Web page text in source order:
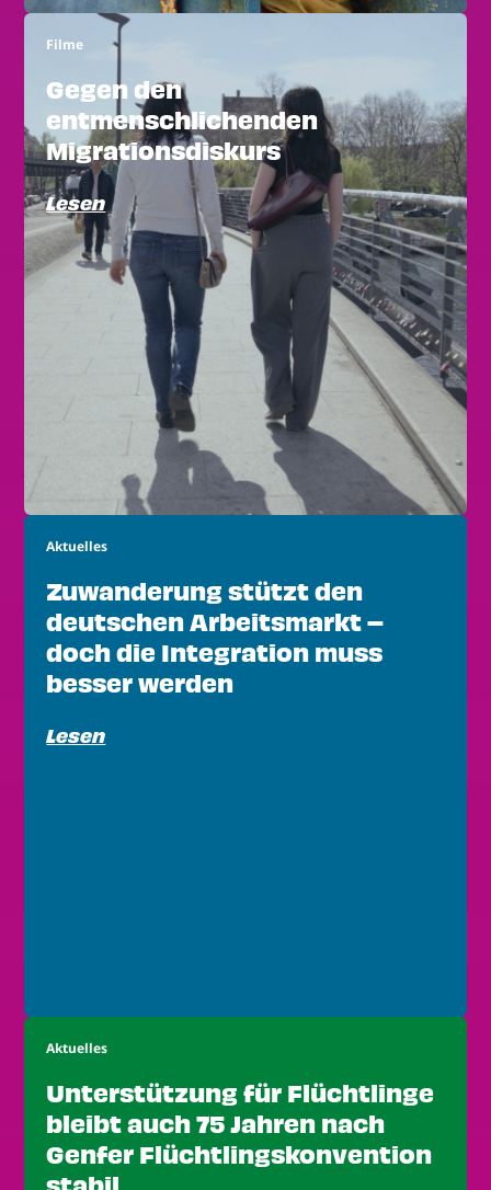
Filme
Gegen den
entmenschlichenden
Migrationsdiskurs
Lesen
Aktuelles
Zuwanderung stützt den
deutschen Arbeitsmarkt –
doch die Integration muss
besser werden
Lesen
Aktuelles
Unterstützung für Flüchtlinge
bleibt auch 75 Jahren nach
Genfer Flüchtlingskonvention